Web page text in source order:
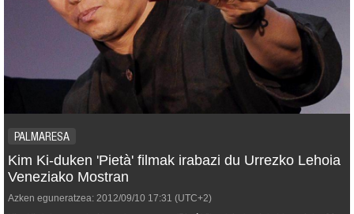
PALMARESA
Kim Ki-duken 'Pietà' filmak irabazi du Urrezko Lehoia
Veneziako Mostran
Azken eguneratzea: 2012/09/10 17:31 (UTC+2)